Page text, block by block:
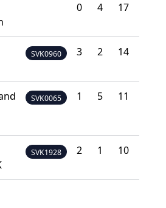
0 4 17
SVK0960 3 2 14
SVK0065 1 5 11
SVK1928 2 1 10